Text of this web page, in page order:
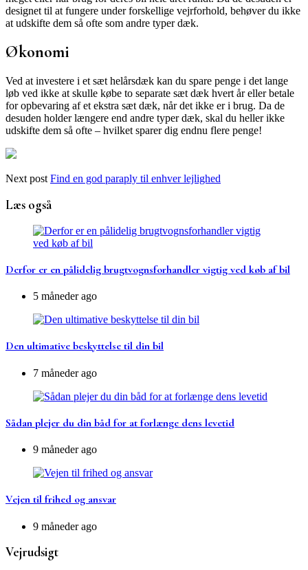
designet til at fungere under forskellige vejrforhold, behøver du ikke
at udskifte dem så ofte som andre typer dæk.
Økonomi
Ved at investere i et sæt helårsdæk kan du spare penge i det lange
løb ved ikke at skulle købe to separate sæt dæk hvert år eller betale
for opbevaring af et ekstra sæt dæk, når det ikke er i brug. Da de
desuden holder længere end andre typer dæk, skal du heller ikke
udskifte dem så ofte – hvilket sparer dig endnu flere penge!
Next post Find en god paraply til enhver lejlighed
Læs også
Derfor er en pålidelig brugtvognsforhandler vigtig ved køb af bil
5 måneder ago
Den ultimative beskyttelse til din bil
7 måneder ago
Sådan plejer du din båd for at forlænge dens levetid
9 måneder ago
Vejen til frihed og ansvar
9 måneder ago
Vejrudsigt